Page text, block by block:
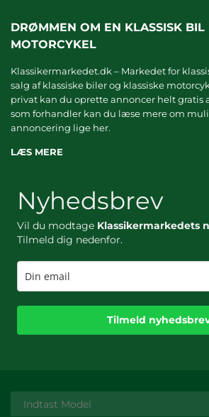
DRØMMEN OM EN KLASSISK BIL
MOTORCYKEL
Klassikermarkedet.dk – Markedet for
salg af klassiske biler og klassiske
privat kan du oprette annoncer helt gratis
som forhandler kan du læse mere om
annoncering lige her.
LÆS MERE
Nyhedsbrev
Vil du modtage Klassikermarkedets
Tilmeld dig nedenfor.
Tilmeld